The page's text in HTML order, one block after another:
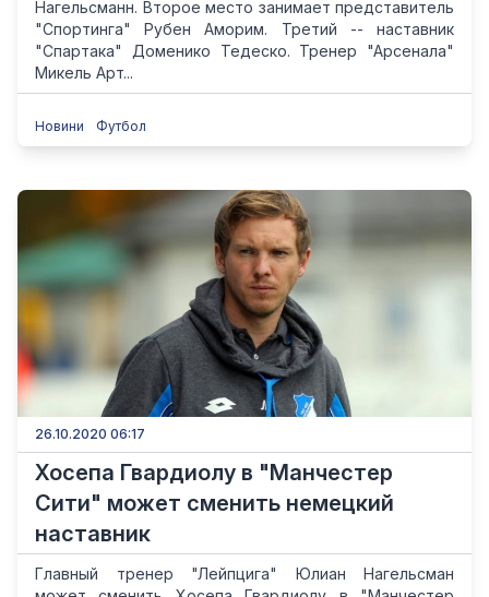
Нагельсманн. Второе место занимает представитель
"Спортинга" Рубен Аморим. Третий -- наставник
"Спартака" Доменико Тедеско. Тренер "Арсенала"
Микель Арт...
Новини Футбол
26.10.2020 06:17
Хосепа Гвардиолу в "Манчестер
Сити" может сменить немецкий
наставник
Главный тренер "Лейпцига" Юлиан Нагельсман